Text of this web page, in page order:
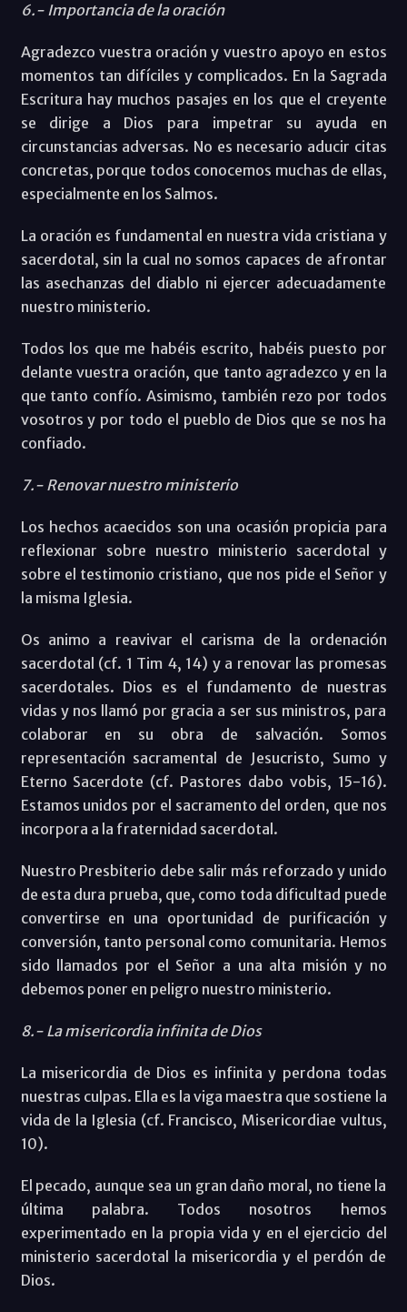
6.- Importancia de la oración
Agradezco vuestra oración y vuestro apoyo en estos
momentos tan difíciles y complicados. En la Sagrada
Escritura hay muchos pasajes en los que el creyente
se dirige a Dios para impetrar su ayuda en
circunstancias adversas. No es necesario aducir citas
concretas, porque todos conocemos muchas de ellas,
especialmente en los Salmos.
La oración es fundamental en nuestra vida cristiana y
sacerdotal, sin la cual no somos capaces de afrontar
las asechanzas del diablo ni ejercer adecuadamente
nuestro ministerio.
Todos los que me habéis escrito, habéis puesto por
delante vuestra oración, que tanto agradezco y en la
que tanto confío. Asimismo, también rezo por todos
vosotros y por todo el pueblo de Dios que se nos ha
confiado.
7.- Renovar nuestro ministerio
Los hechos acaecidos son una ocasión propicia para
reflexionar sobre nuestro ministerio sacerdotal y
sobre el testimonio cristiano, que nos pide el Señor y
la misma Iglesia.
Os animo a reavivar el carisma de la ordenación
sacerdotal (cf. 1 Tim 4, 14) y a renovar las promesas
sacerdotales. Dios es el fundamento de nuestras
vidas y nos llamó por gracia a ser sus ministros, para
colaborar en su obra de salvación. Somos
representación sacramental de Jesucristo, Sumo y
Eterno Sacerdote (cf. Pastores dabo vobis, 15-16).
Estamos unidos por el sacramento del orden, que nos
incorpora a la fraternidad sacerdotal.
Nuestro Presbiterio debe salir más reforzado y unido
de esta dura prueba, que, como toda dificultad puede
convertirse en una oportunidad de purificación y
conversión, tanto personal como comunitaria. Hemos
sido llamados por el Señor a una alta misión y no
debemos poner en peligro nuestro ministerio.
8.- La misericordia infinita de Dios
La misericordia de Dios es infinita y perdona todas
nuestras culpas. Ella es la viga maestra que sostiene la
vida de la Iglesia (cf. Francisco, Misericordiae vultus,
10).
El pecado, aunque sea un gran daño moral, no tiene la
última palabra. Todos nosotros hemos
experimentado en la propia vida y en el ejercicio del
ministerio sacerdotal la misericordia y el perdón de
Dios.